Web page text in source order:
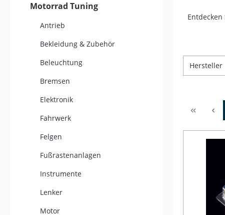
Motorrad Tuning
Antrieb
Bekleidung & Zubehör
Beleuchtung
Bremsen
Elektronik
Fahrwerk
Felgen
Fußrastenanlagen
Instrumente
Lenker
Motor
Hersteller